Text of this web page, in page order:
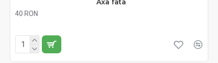
Axa fata
40 RON